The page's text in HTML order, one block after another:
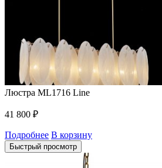
Люстра ML1716 Line
41 800 ₽
Подробнее В корзину
Быстрый просмотр